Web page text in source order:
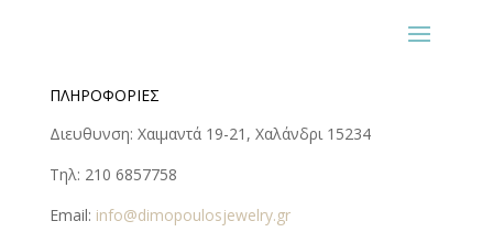
ΠΛΗΡΟΦΟΡΊΕΣ
Διευθυνση: Χαιμαντά 19-21, Χαλάνδρι 15234
Τηλ: 210 6857758
Email: info@dimopoulosjewelry.gr